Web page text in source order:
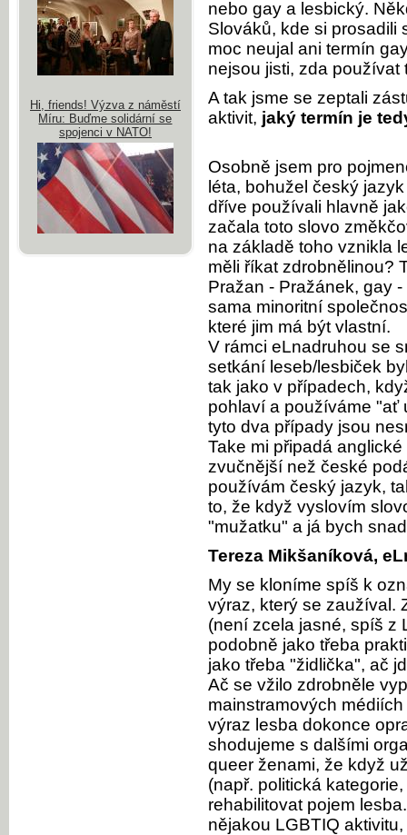
nebo gay a lesbický.
Slováků, kde si prosadili
moc neujal ani termín
nejsou jisti, zda
A tak jsme se zeptali
aktivit, jaký termín je
Osobně jsem pro
léta, bohužel český
dříve používali hlavně
začala toto slovo
na základě toho vznikla
měli říkat zdrobnělinou?
Pražan - Pražánek, gay
sama minoritní
které jim má být vlastní.
V rámci eLnadruhou se
setkání leseb/lesbiček
tak jako v případech,
pohlaví a používáme "ať
tyto dva případy jsou
Take mi připadá
zvučnější než české
používám český jazyk,
to, že když vyslovím
"mužatku" a já bych
Tereza Mikšaníková,
My se kloníme spíš k
výraz, který se zaužíval.
(není zcela jasné, spíš z
podobně jako třeba
jako třeba "židlička", ač
Ač se vžilo zdrobněle
mainstramových
výraz lesba dokonce
shodujeme s dalšími
queer ženami, že když
(např. politická
rehabilitovat pojem
nějakou LGBTIQ
Hi, friends! Výzva z náměstí
Míru: Buďme solidární se
spojenci v NATO!